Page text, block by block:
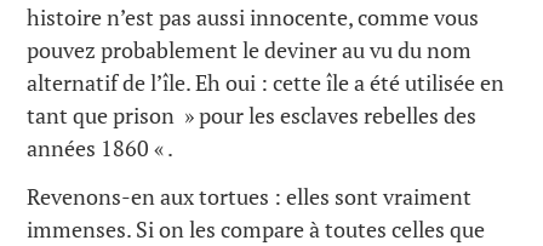
histoire n’est pas aussi innocente, comme vous
pouvez probablement le deviner au vu du nom
alternatif de l’île. Eh oui : cette île a été utilisée en
tant que prison » pour les esclaves rebelles des
années 1860 « .
Revenons-en aux tortues : elles sont vraiment
immenses. Si on les compare à toutes celles que